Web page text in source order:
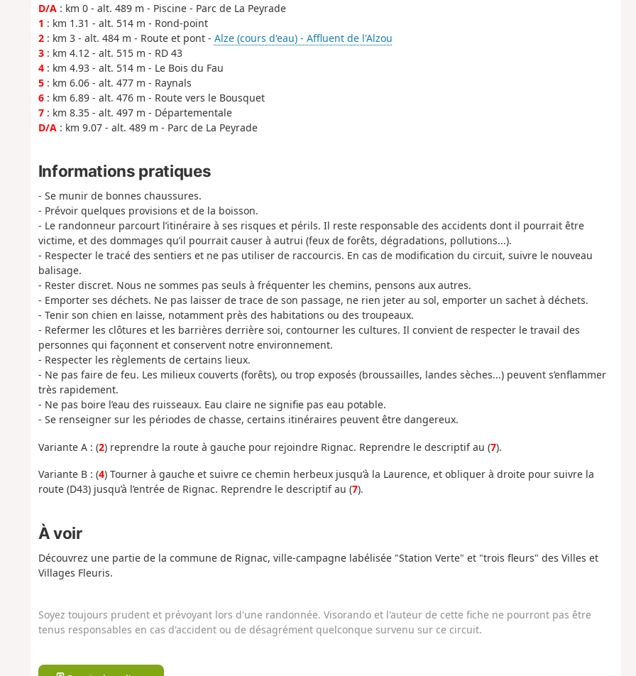
D/A: km 0 - alt. 489 m - Piscine - Parc de La Peyrade
1 : km 1.31 - alt. 514 m - Rond-point
2: km 3 - alt. 484 m - Route et pont - Alze (cours d'eau) - Affluent de l'Alzou
3: km 4.12 - alt. 515 m - RD 43
4: km 4.93 - alt. 514 m - Le Bois du Fau
5: km 6.06 - alt. 477 m - Raynals
6: km 6.89 - alt. 476 m - Route vers le Bousquet
7: km 8.35 - alt. 497 m - Départementale
D/A: km 9.07 - alt. 489 m - Parc de La Peyrade
Informations pratiques
- Se munir de bonnes chaussures.
- Prévoir quelques provisions et de la boisson.
- Le randonneur parcourt l’itinéraire à ses risques et périls. Il reste responsable des accidents dont il pourrait être
victime, et des dommages qu’il pourrait causer à autrui (feux de forêts, dégradations, pollutions...).
- Respecter le tracé des sentiers et ne pas utiliser de raccourcis. En cas de modification du circuit, suivre le nouveau
balisage.
- Rester discret. Nous ne sommes pas seuls à fréquenter les chemins, pensons aux autres.
- Emporter ses déchets. Ne pas laisser de trace de son passage, ne rien jeter au sol, emporter un sachet à déchets.
- Tenir son chien en laisse, notamment près des habitations ou des troupeaux.
- Refermer les clôtures et les barrières derrière soi, contourner les cultures. Il convient de respecter le travail des
personnes qui façonnent et conservent notre environnement.
- Respecter les règlements de certains lieux.
- Ne pas faire de feu. Les milieux couverts (forêts), ou trop exposés (broussailles, landes sèches...) peuvent s’enflammer
très rapidement.
- Ne pas boire l’eau des ruisseaux. Eau claire ne signifie pas eau potable.
- Se renseigner sur les périodes de chasse, certains itinéraires peuvent être dangereux.
Variante A : (2) reprendre la route à gauche pour rejoindre Rignac. Reprendre le descriptif au (7).
Variante B : (4) Tourner à gauche et suivre ce chemin herbeux jusqu’à la Laurence, et obliquer à droite pour suivre la
route (D43) jusqu’à l’entrée de Rignac. Reprendre le descriptif au (7).
À voir
Découvrez une partie de la commune de Rignac, ville-campagne labélisée "Station Verte" et "trois fleurs" des Villes et
Villages Fleuris.
Soyez toujours prudent et prévoyant lors d'une randonnée. Visorando et l'auteur de cette fiche ne pourront pas être
tenus responsables en cas d'accident ou de désagrément quelconque survenu sur ce circuit.